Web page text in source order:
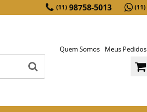
(11) 98758-5013 (11)
Quem Somos Meus Pedidos